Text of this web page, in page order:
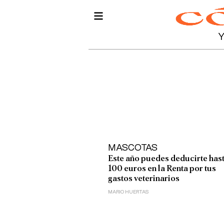
MASCOTAS
Este año puedes deducirte
100 euros en la Renta por tus
gastos veterinarios
MARIO HUERTAS